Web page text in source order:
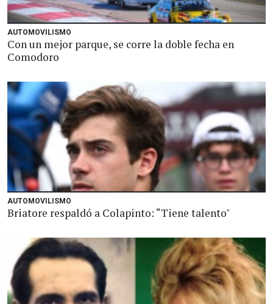
AUTOMOVILISMO
Con un mejor parque, se corre la doble fecha en
Comodoro
AUTOMOVILISMO
Briatore respaldó a Colapinto: “Tiene talento"